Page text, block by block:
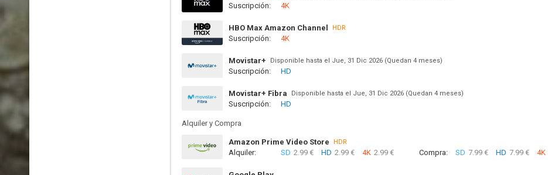
Suscripción: 4K
HBO Max Amazon Channel HDR
Suscripción: 4K
Movistar+ Disponible hasta el Jue, 31 Dic 2026 (Quedan 4 meses)
Suscripción: HD
Movistar+ Fibra Disponible hasta el Jue, 31 Dic 2026 (Quedan 4 meses)
Suscripción: HD
Alquiler y Compra
Amazon Prime Video Store HDR
Alquiler: SD 2.99 € HD 2.99 € 4K 2.99 € Compra: SD 7.99 € HD 7.99 € 4K